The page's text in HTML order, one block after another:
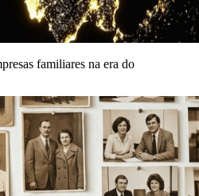
familiares na era do